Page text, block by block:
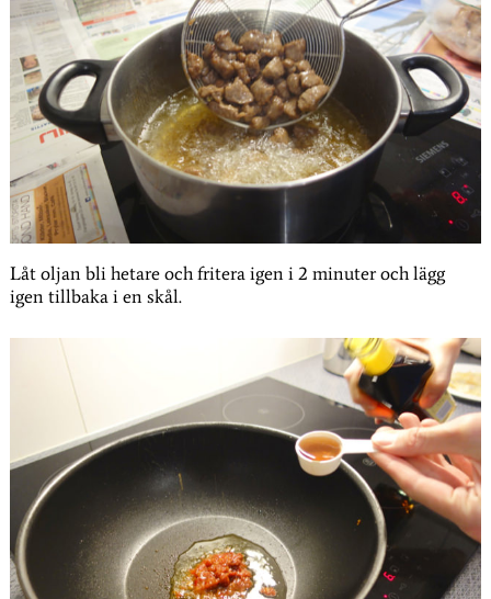
Låt oljan bli hetare och fritera igen i 2 minuter och lägg
igen tillbaka i en skål.